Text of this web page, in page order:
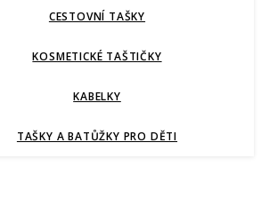
CESTOVNÍ TAŠKY
KOSMETICKÉ TAŠTIČKY
KABELKY
TAŠKY A BATŮŽKY PRO DĚTI